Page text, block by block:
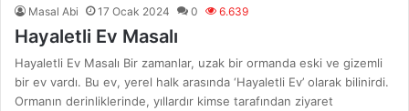
Masal Abi 17 Ocak 2024 0 6.639
Hayaletli Ev Masalı
Hayaletli Ev Masalı Bir zamanlar, uzak bir ormanda eski ve gizemli
bir ev vardı. Bu ev, yerel halk arasında ‘Hayaletli Ev’ olarak bilinirdi.
Ormanın derinliklerinde, yıllardır kimse tarafından ziyaret